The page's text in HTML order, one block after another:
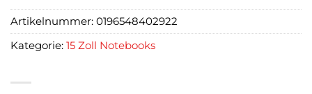
Artikelnummer: 0196548402922
Kategorie: 15 Zoll Notebooks